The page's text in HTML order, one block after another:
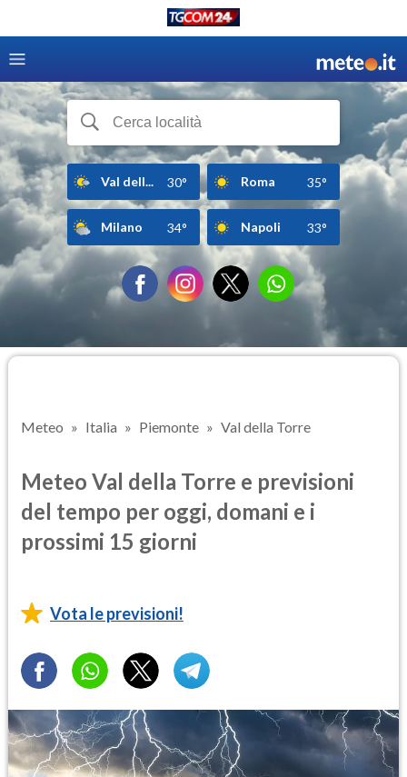
Val dell... 30° Roma 35°
Milano 34° Napoli 33°
Meteo Italia Piemonte Val della Torre
Meteo Val della Torre e previsioni
del tempo per oggi, domani e i
prossimi 15 giorni
Vota le previsioni!